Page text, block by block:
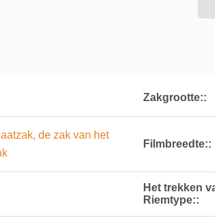
Zakgrootte::
de zak van het
Filmbreedte::
Het trekken
Riemtype::